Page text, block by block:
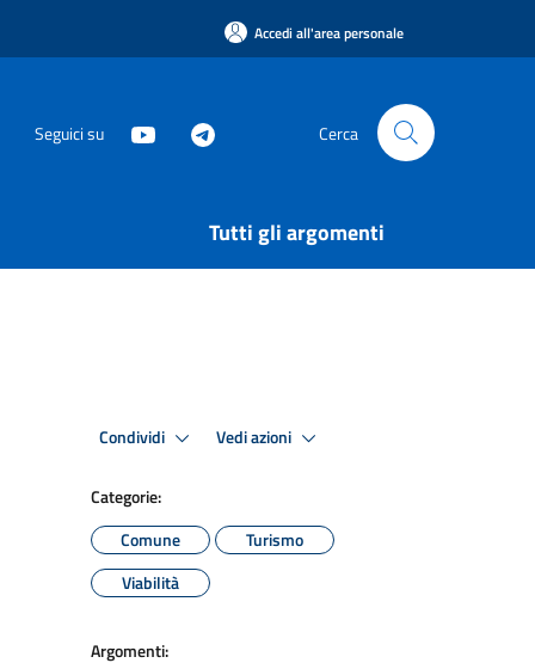
Accedi all'area personale
Seguici su Cerca
Tutti gli argomenti
Condividi Vedi azioni
Categorie:
Comune
Turismo
Viabilità
Argomenti: